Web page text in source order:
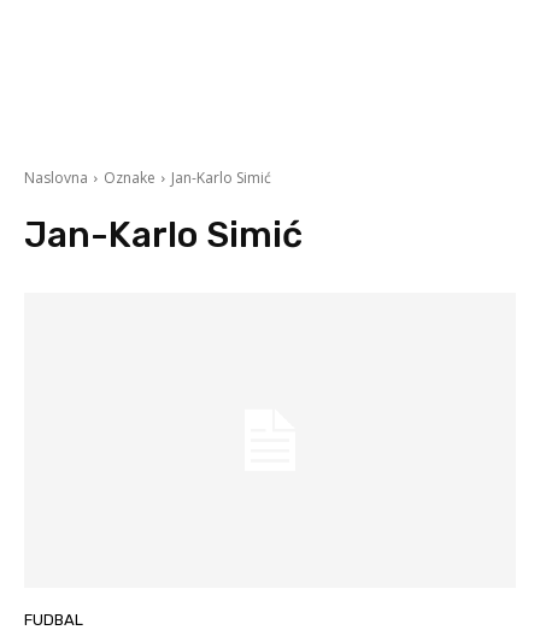
Naslovna Oznake Jan-Karlo Simić
Jan-Karlo Simić
FUDBAL